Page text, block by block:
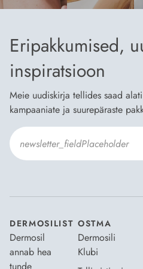
Eripakkumised,
inspiratsioon
Meie uudiskirja tellides saad
kampaaniate ja suurepäraste
DERMOSILIST
Dermosil
annab hea
OSTMA
Dermosili
Klubi